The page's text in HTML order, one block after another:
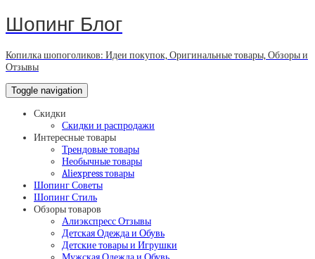
Шопинг Блог
Копилка шопоголиков: Идеи покупок, Оригинальные товары, Обзоры и
Отзывы
Toggle navigation
Скидки
Скидки и распродажи
Интересные товары
Трендовые товары
Необычные товары
Aliexpress товары
Шопинг Советы
Шопинг Стиль
Обзоры товаров
Алиэкспресс Отзывы
Детская Одежда и Обувь
Детские товары и Игрушки